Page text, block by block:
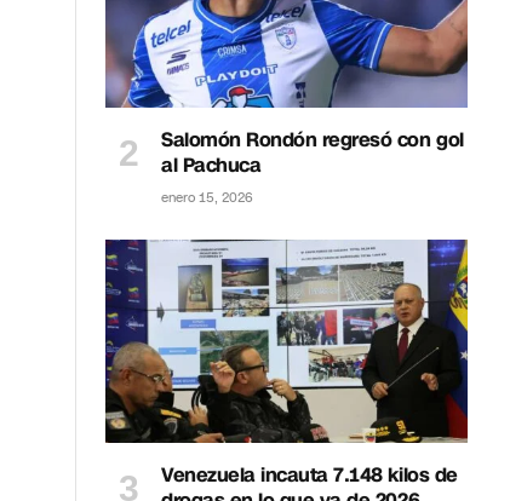
Salomón Rondón regresó con gol
al Pachuca
enero 15, 2026
Venezuela incauta 7.148 kilos de